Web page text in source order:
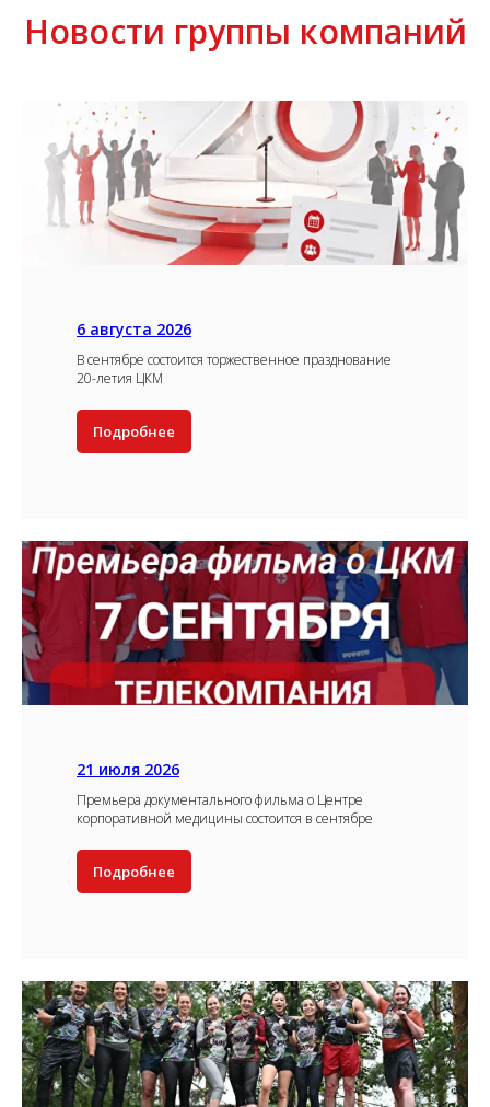
Новости группы компаний
6 августа 2026
В сентябре состоится торжественное празднование
20-летия ЦКМ
Подробнее
21 июля 2026
Премьера документального фильма о Центре
корпоративной медицины состоится в сентябре
Подробнее